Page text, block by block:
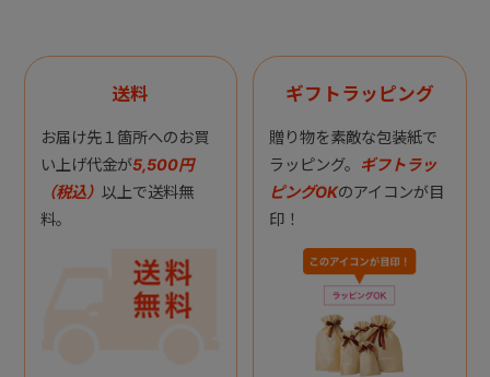
送料
お届け先１箇所へのお買
い上げ代金が5,500円
（税込） 以上で送料無
料。
ギフトラッピング
贈り物を素敵な包装紙で
ラッピング。 ギフトラッ
ピングOKのアイコンが目
印！